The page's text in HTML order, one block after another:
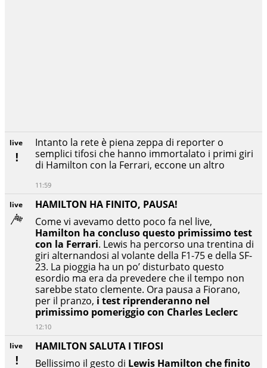
live
HAMILTON SALUTA I TIFOSI
Bellissimo il gesto di Lewis Hamilton che finito
live
HAMILTON HA FINITO, PAUSA!
Come vi avevamo detto poco fa nel live,
Hamilton ha concluso questo primissimo test
con la Ferrari. Lewis ha percorso una trentina di
giri alternandosi al volante della F1-75 e della SF-
23. La pioggia ha un po’ disturbato questo
esordio ma era da prevedere che il tempo non
sarebbe stato clemente. Ora pausa a Fiorano,
per il pranzo, i test riprenderanno nel
primissimo pomeriggio con Charles Leclerc
12:10
live
Intanto la rete è piena zeppa di reporter o
semplici tifosi che hanno immortalato i primi giri
di Hamilton con la Ferrari, eccone un altro
11:59